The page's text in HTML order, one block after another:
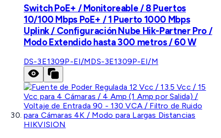
Switch PoE+ / Monitoreable / 8 Puertos
10/100 Mbps PoE+ / 1 Puerto 1000 Mbps
Uplink / Configuración Nube Hik-Partner Pro /
Modo Extendido hasta 300 metros / 60 W
DS-3E1309P-EI/MDS-3E1309P-EI/M
HIKVISION